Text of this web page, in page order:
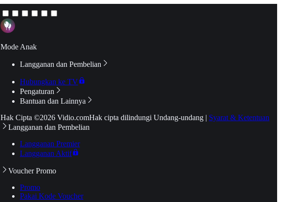
Mode Anak
Langganan dan Pembelian
Hubungkan ke TV
Pengaturan
Bantuan dan Lainnya
Hak Cipta ©2026 Vidio.comHak cipta dilindungi Undang-undang | Syarat & Ketentuan
Langganan dan Pembelian
Langganan Premier
Langganan Aktif
Voucher Promo
Promo
Pakai Kode Voucher